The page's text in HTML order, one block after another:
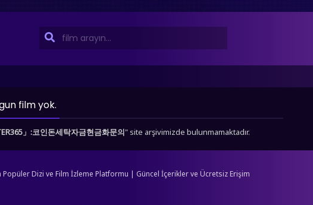
film yok.
」:코인돈세탁자금현금화문의" site arşivimizde bulunmamaktadır.
Popüler Dizi ve Film İzleme Platformu | Güncel İçerikler ve Ücretsiz Erişim